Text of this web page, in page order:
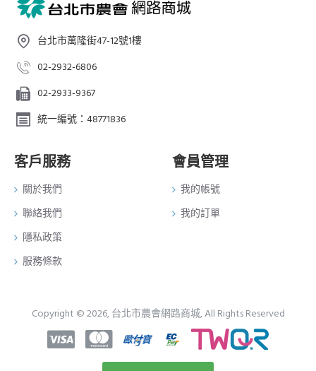
台北市萬隆街47-12號1樓
02-2932-6806
02-2933-9367
統一編號：48771836
客戶服務
關於我們
聯絡我們
隱私政策
服務條款
會員管理
我的帳號
我的訂單
Copyright © 2026, 台北市農會網路商城, All Rights Reserved